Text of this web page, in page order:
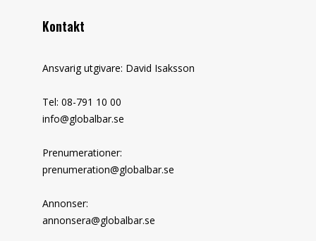
Kontakt
Ansvarig utgivare: David Isaksson
Tel: 08-791 10 00
info@globalbar.se
Prenumerationer:
prenumeration@globalbar.se
Annonser:
annonsera@globalbar.se